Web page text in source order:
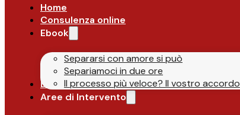
Home
Consulenza online
Ebook
Separarsi con amore si può
Separiamoci in due ore
Il processo più veloce? Il vostro accordo
Lo Studio
Aree di Intervento